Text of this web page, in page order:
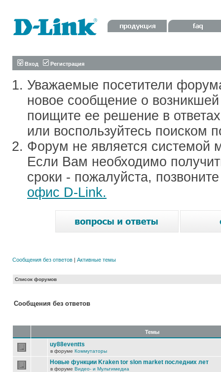
Вход Регистрация
Уважаемые посетители
новое сообщение о
поищите ее решение в
или воспользуйтесь поиском
Форум не является системой
Если Вам необходимо
сроки - пожалуйста,
офис D-Link.
Сообщения без ответов | Активные темы
Список форумов
Сообщения без ответов
Темы
uy88eventts
в форуме Коммутаторы
Новые функции Kraken tor slon market последних лет
в форуме Видео- и Мультимедиа